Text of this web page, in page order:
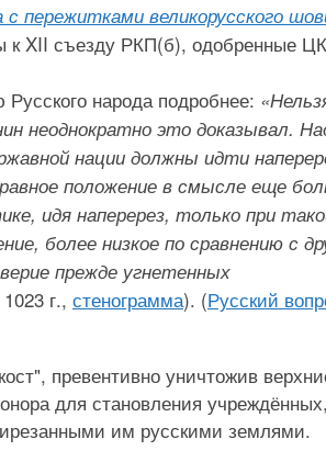
пережитками великорусского
к XII съезду РКП(б), одобренные
народа подробнее:
неоднократно это доказывал.
нации должны идти
положение в смысле еще
идя наперерез, только при
более низкое по сравнению с
прежде угнетенных
г., стенограмма). (Русский
превентивно уничтожив
для становления
им русскими землями.